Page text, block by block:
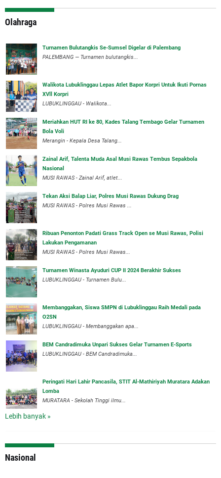
Olahraga
Turnamen Bulutangkis Se-Sumsel Digelar di Palembang
PALEMBANG — Turnamen bulutangkis...
Walikota Lubuklinggau Lepas Atlet Bapor Korpri Untuk Ikuti Pornas
XVll Korpri
LUBUKLINGGAU - Walikota...
Meriahkan HUT RI ke 80, Kades Talang Tembago Gelar Turnamen
Bola Voli
Merangin - Kepala Desa Talang...
Zainal Arif, Talenta Muda Asal Musi Rawas Tembus Sepakbola
Nasional
MUSI RAWAS - Zainal Arif, atlet...
Tekan Aksi Balap Liar, Polres Musi Rawas Dukung Drag
MUSI RAWAS - Polres Musi Rawas ...
Ribuan Penonton Padati Grass Track Open se Musi Rawas, Polisi
Lakukan Pengamanan
MUSI RAWAS - Polres Musi Rawas...
Turnamen Winasta Ayuduri CUP II 2024 Berakhir Sukses
LUBUKLINGGAU - Turnamen Bulu...
Membanggakan, Siswa SMPN di Lubuklinggau Raih Medali pada
O2SN
LUBUKLINGGAU - Membanggakan apa...
BEM Candradimuka Unpari Sukses Gelar Turnamen E-Sports
LUBUKLINGGAU - BEM Candradimuka...
Peringati Hari Lahir Pancasila, STIT Al-Mathiriyah Muratara Adakan
Lomba
MURATARA - Sekolah Tinggi ilmu...
Lebih banyak »
Nasional